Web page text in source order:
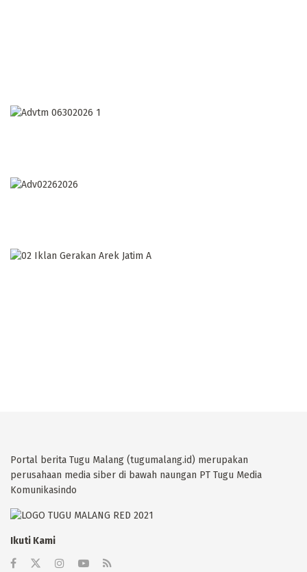
Portal berita Tugu Malang (tugumalang.id) merupakan
perusahaan media siber di bawah naungan PT Tugu Media
Komunikasindo
Ikuti Kami